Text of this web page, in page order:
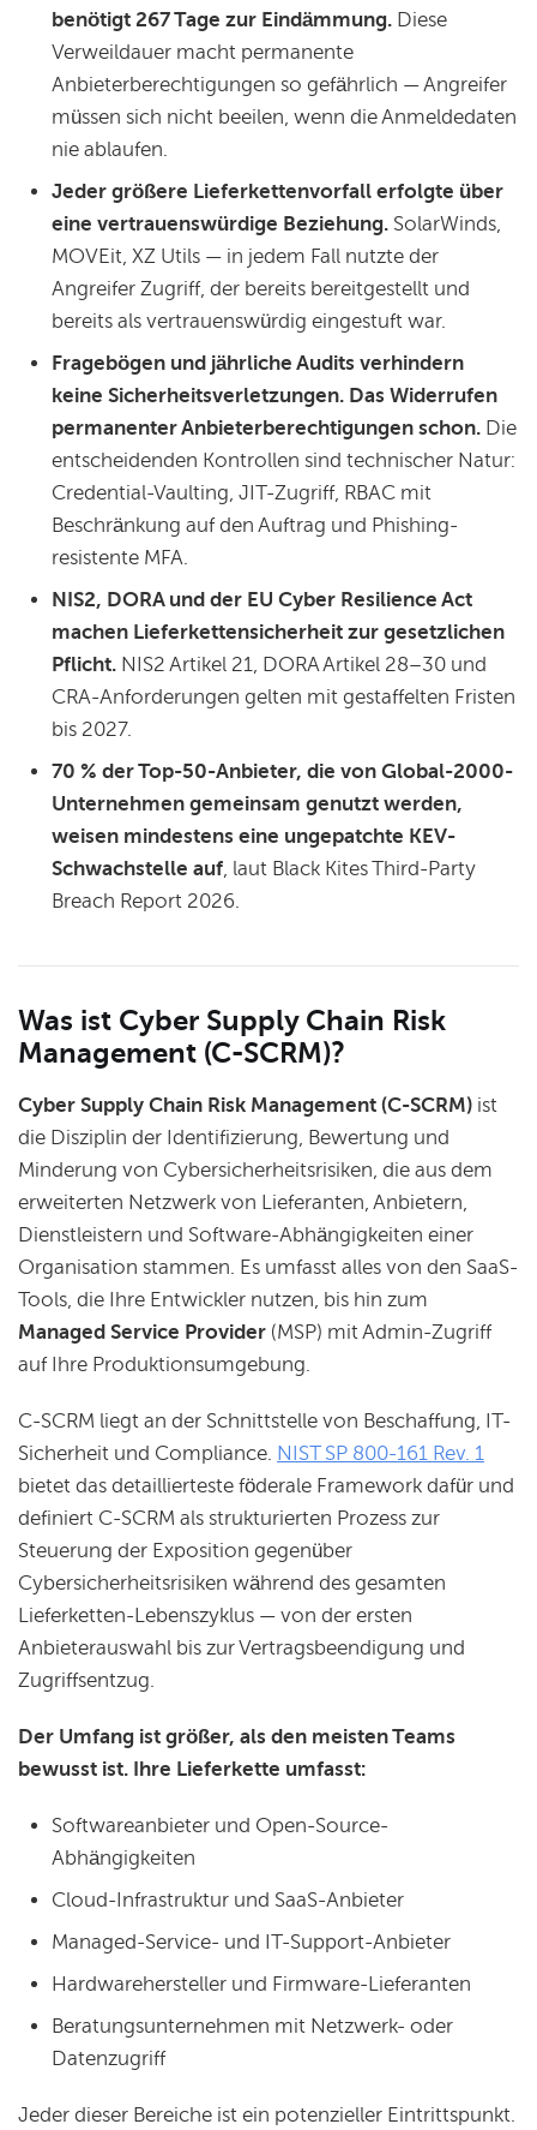
benötigt 267 Tage zur Eindämmung. Diese
Verweildauer macht permanente
Anbieterberechtigungen so gefährlich — Angreifer
müssen sich nicht beeilen, wenn die Anmeldedaten
nie ablaufen.
Jeder größere Lieferkettenvorfall erfolgte über
eine vertrauenswürdige Beziehung. SolarWinds,
MOVEit, XZ Utils — in jedem Fall nutzte der
Angreifer Zugriff, der bereits bereitgestellt und
bereits als vertrauenswürdig eingestuft war.
Fragebögen und jährliche Audits verhindern
keine Sicherheitsverletzungen. Das Widerrufen
permanenter Anbieterberechtigungen schon. Die
entscheidenden Kontrollen sind technischer Natur:
Credential-Vaulting, JIT-Zugriff, RBAC mit
Beschränkung auf den Auftrag und Phishing-
resistente MFA.
NIS2, DORA und der EU Cyber Resilience Act
machen Lieferkettensicherheit zur gesetzlichen
Pflicht. NIS2 Artikel 21, DORA Artikel 28–30 und
CRA-Anforderungen gelten mit gestaffelten Fristen
bis 2027.
70 % der Top-50-Anbieter, die von Global-2000-
Unternehmen gemeinsam genutzt werden,
weisen mindestens eine ungepatchte KEV-
Schwachstelle auf, laut Black Kites Third-Party
Breach Report 2026.
Was ist Cyber Supply Chain Risk
Management (C-SCRM)?
Cyber Supply Chain Risk Management (C-SCRM) ist
die Disziplin der Identifizierung, Bewertung und
Minderung von Cybersicherheitsrisiken, die aus dem
erweiterten Netzwerk von Lieferanten, Anbietern,
Dienstleistern und Software-Abhängigkeiten einer
Organisation stammen. Es umfasst alles von den SaaS-
Tools, die Ihre Entwickler nutzen, bis hin zum
Managed Service Provider (MSP) mit Admin-Zugriff
auf Ihre Produktionsumgebung.
C-SCRM liegt an der Schnittstelle von Beschaffung, IT-
Sicherheit und Compliance. NIST SP 800-161 Rev. 1
bietet das detaillierteste föderale Framework dafür und
definiert C-SCRM als strukturierten Prozess zur
Steuerung der Exposition gegenüber
Cybersicherheitsrisiken während des gesamten
Lieferketten-Lebenszyklus — von der ersten
Anbieterauswahl bis zur Vertragsbeendigung und
Zugriffsentzug.
Der Umfang ist größer, als den meisten Teams
bewusst ist. Ihre Lieferkette umfasst:
Softwareanbieter und Open-Source-
Abhängigkeiten
Cloud-Infrastruktur und SaaS-Anbieter
Managed-Service- und IT-Support-Anbieter
Hardwarehersteller und Firmware-Lieferanten
Beratungsunternehmen mit Netzwerk- oder
Datenzugriff
Jeder dieser Bereiche ist ein potenzieller Eintrittspunkt.